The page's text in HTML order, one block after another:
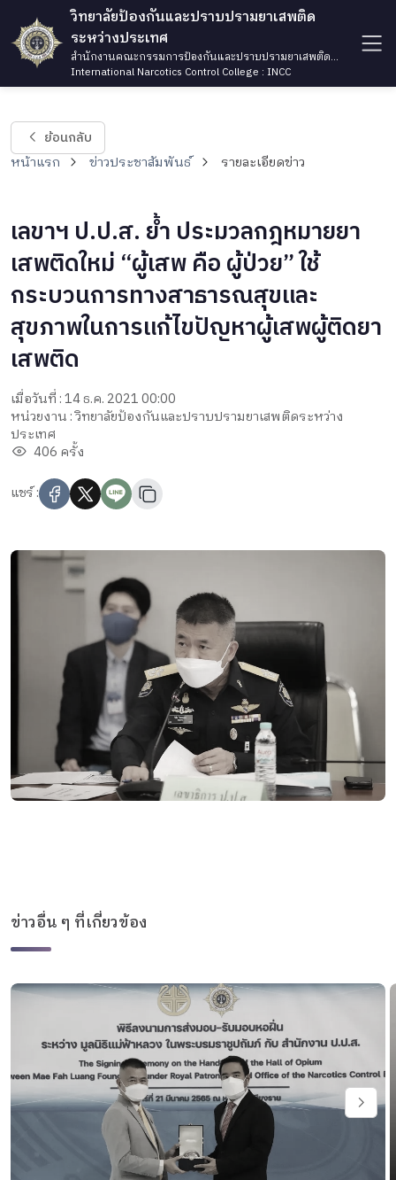
วิทยาลัยป้องกันและปราบปรามยาเสพติด
ระหว่างประเทศ
สำนักงานคณะกรรมการป้องกันและปราบปรามยาเสพติด
กระทรวงยุติธรรม
International Narcotics Control College : INCC
ย้อนกลับ
หน้าแรก ข่าวประชาสัมพันธ์ รายละเอียดข่าว
เลขาฯ ป.ป.ส. ย้ำ ประมวลกฎหมายยา
เสพติดใหม่ “ผู้เสพ คือ ผู้ป่วย” ใช้
กระบวนการทางสาธารณสุขและ
สุขภาพในการแก้ไขปัญหาผู้เสพผู้ติดยา
เสพติด
เมื่อวันที่ : 14 ธ.ค. 2021 00:00
หน่วยงาน : วิทยาลัยป้องกันและปราบปรามยาเสพติดระหว่าง
ประเทศ
406 ครั้ง
แชร์ :
ข่าวอื่น ๆ ที่เกี่ยวข้อง